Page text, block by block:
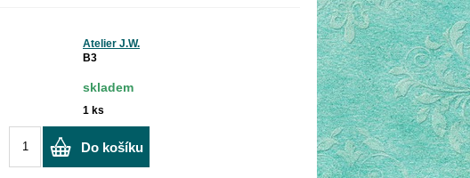
Atelier J.W.
B3
skladem
1 ks
Do košíku